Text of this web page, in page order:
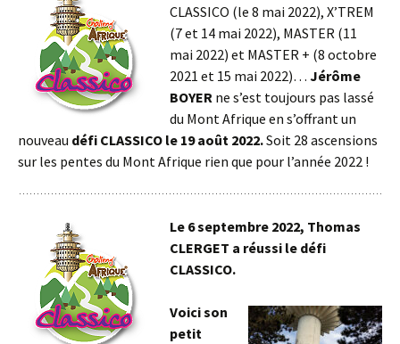
CLASSICO (le 8 mai 2022), X’TREM
(7 et 14 mai 2022), MASTER (11
mai 2022) et MASTER + (8 octobre
2021 et 15 mai 2022)… Jérôme
BOYER ne s’est toujours pas lassé
du Mont Afrique en s’offrant un
nouveau défi CLASSICO le 19 août 2022.Soit 28 ascensions
sur les pentes du Mont Afrique rien que pour l’année 2022 !
Le 6 septembre 2022, Thomas
CLERGET a réussi le défi
CLASSICO.
Voici son
petit